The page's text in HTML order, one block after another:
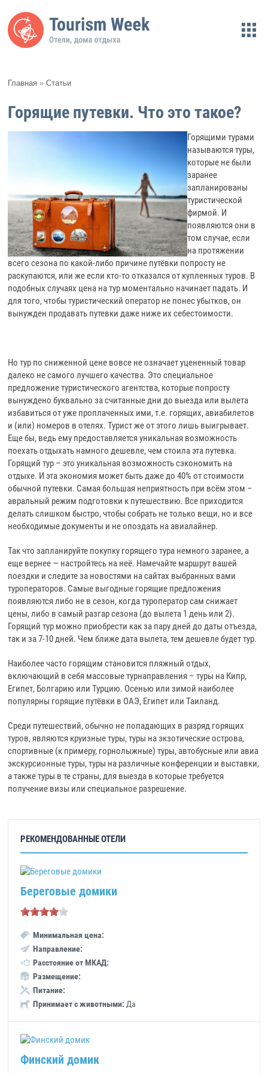
Главная »Статьи
Горящие путевки. Что это такое?
Горящими турами
называются туры,
которые не были
заранее
запланированы
туристической
фирмой. И
появляются они в
том случае, если
на протяжении
всего сезона по какой-либо причине путёвки попросту не
раскупаются, или же если кто-то отказался от купленных туров. В
подобных случаях цена на тур моментально начинает падать. И
для того, чтобы туристический оператор не понес убытков, он
вынужден продавать путевки даже ниже их себестоимости.
Но тур по сниженной цене вовсе не означает уцененный товар
далеко не самого лучшего качества. Это специальное
предложение туристического агентства, которые попросту
вынуждено буквально за считанные дни до выезда или вылета
избавиться от уже проплаченных ими, т.е. горящих, авиабилетов
и (или) номеров в отелях. Турист же от этого лишь выигрывает.
Еще бы, ведь ему предоставляется уникальная возможность
поехать отдыхать намного дешевле, чем стоила эта путевка.
Горящий тур – это уникальная возможность сэкономить на
отдыхе. И эта экономия может быть даже до 40% от стоимости
обычной путевки. Самая большая неприятность при всём этом –
авральный режим подготовки к путешествию. Все приходится
делать слишком быстро, чтобы собрать не только вещи, но и все
необходимые документы и не опоздать на авиалайнер.
Так что запланируйте покупку горящего тура немного заранее, а
еще вернее — настройтесь на неё. Намечайте маршрут вашей
поездки и следите за новостями на сайтах выбранных вами
туроператоров. Самые выгодные горящие предложения
появляются либо не в сезон, когда туроператор сам снижает
цены, либо в самый разгар сезона (до вылета 1 день или 2).
Горящий тур можно приобрести как за пару дней до даты отъезда,
так и за 7-10 дней. Чем ближе дата вылета, тем дешевле будет тур.
Наиболее часто горящим становится пляжный отдых,
включающий в себя массовые турнаправления – туры на Кипр,
Египет, Болгарию или Турцию. Осенью или зимой наиболее
популярны горящие путёвки в ОАЭ, Египет или Таиланд.
Среди путешествий, обычно не попадающих в разряд горящих
туров, являются круизные туры, туры на экзотические острова,
спортивные (к примеру, горнолыжные) туры, автобусные или авиа
экскурсионные туры, туры на различные конференции и выставки,
а также туры в те страны, для выезда в которые требуется
получение визы или специальное разрешение.
РЕКОМЕНДОВАННЫЕ ОТЕЛИ
Береговые домики
Минимальная цена:
Направление:
Расстояние от МКАД:
Размещение:
Питание:
Принимает с животными: Да
Финский домик